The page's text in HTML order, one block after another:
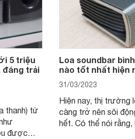
5 triệu
đáng trải
thanh) từ
được
Loa soundbar
nào tốt nhất hiện
31/03/2023
Hiện nay, thị trường
càng trở nên sôi
hết. Có thể nói